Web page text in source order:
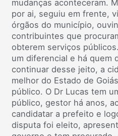
mudanças aconteceram.
por ai, seguiu em frente,
órgãos do município,
contribuintes que
obterem serviços
um diferencial e há quem
continuar desse jeito, a
melhor do Estado de
público. O Dr Lucas tem
público, gestor há anos,
candidatar a prefeito e
disputa foi eleito,